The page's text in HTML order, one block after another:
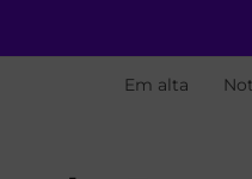
Em alta